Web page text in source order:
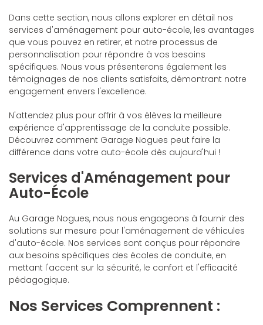
Dans cette section, nous allons explorer en détail nos
services d'aménagement pour auto-école, les avantages
que vous pouvez en retirer, et notre processus de
personnalisation pour répondre à vos besoins
spécifiques. Nous vous présenterons également les
témoignages de nos clients satisfaits, démontrant notre
engagement envers l'excellence.
N'attendez plus pour offrir à vos élèves la meilleure
expérience d'apprentissage de la conduite possible.
Découvrez comment Garage Nogues peut faire la
différence dans votre auto-école dès aujourd'hui !
Services d'Aménagement pour
Auto-École
Au Garage Nogues, nous nous engageons à fournir des
solutions sur mesure pour l'aménagement de véhicules
d'auto-école. Nos services sont conçus pour répondre
aux besoins spécifiques des écoles de conduite, en
mettant l'accent sur la sécurité, le confort et l'efficacité
pédagogique.
Nos Services Comprennent :